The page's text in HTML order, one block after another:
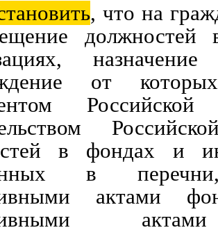
, что на
от
в фондах и
в перечни,
актами